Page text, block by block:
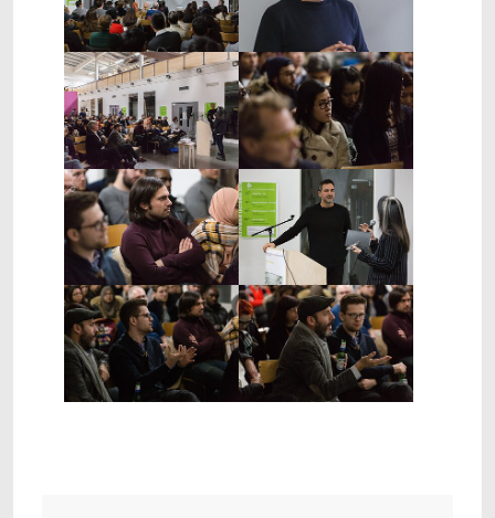
Show larger version Show larger version
Show larger version Show larger version
Show larger version Show larger version